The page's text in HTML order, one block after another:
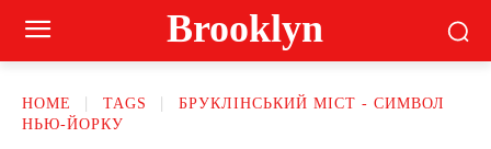
Brooklyn
HOME TAGS
БРУКЛІНСЬКИЙ МІСТ - СИМВОЛ
НЬЮ-ЙОРКУ